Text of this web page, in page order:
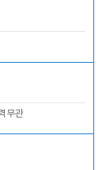
무관